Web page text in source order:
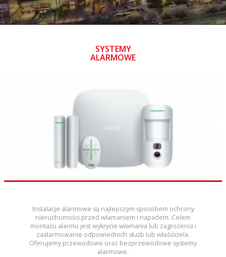
SYSTEMY
ALARMOWE
Instalacje alarmowe są najlepszym sposobem ochrony
nieruchomości przed włamaniem i napadem. Celem
montażu alarmu jest wykrycie włamania lub zagrożenia i
zaalarmowanie odpowiednich służb lub właściciela.
Oferujemy przewodowe oraz bezprzewodowe systemy
alarmowe.